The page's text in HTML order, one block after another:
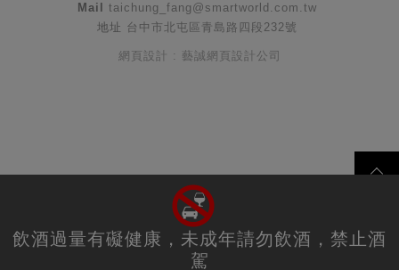
飲酒過量有礙健康，未成年請勿飲酒，禁止酒
駕
Mail
taichung_fang@smartworld.com.tw
地址 台中市北屯區青島路四段232號
網頁設計 : 藝誠網頁設計公司